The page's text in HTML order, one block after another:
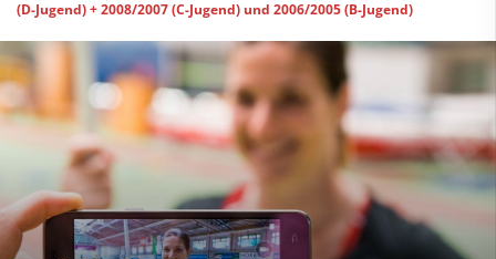
(D-Jugend) + 2008/2007 (C-Jugend) und 2006/2005 (B-Jugend)